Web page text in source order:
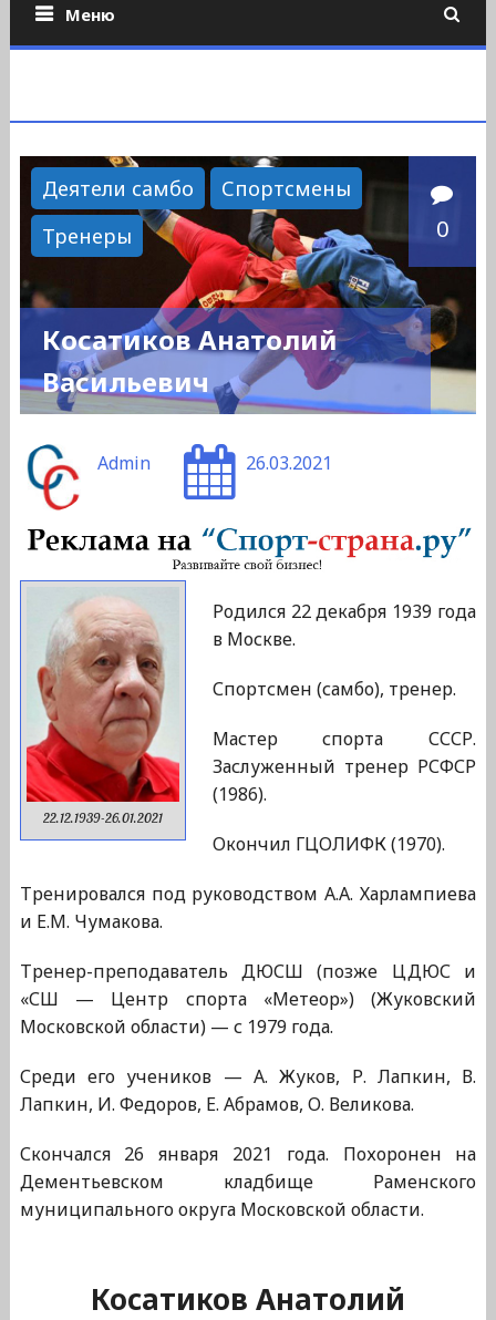
Меню
Деятели самбо
Спортсмены
Тренеры
0
Косатиков Анатолий
Васильевич
Admin 26.03.2021
22.12.1939-26.01.2021
Родился 22 декабря 1939 года
в Москве.
Спортсмен (самбо), тренер.
Мастер спорта СССР.
Заслуженный тренер РСФСР
(1986).
Окончил ГЦОЛИФК (1970).
Тренировался под руководством А.А. Харлампиева
и Е.М. Чумакова.
Тренер-преподаватель ДЮСШ (позже ЦДЮС и
«СШ — Центр спорта «Метеор») (Жуковский
Московской области) — с 1979 года.
Среди его учеников — А. Жуков, Р. Лапкин, В.
Лапкин, И. Федоров, Е. Абрамов, О. Великова.
Скончался 26 января 2021 года. Похоронен на
Дементьевском кладбище Раменского
муниципального округа Московской области.
Косатиков Анатолий